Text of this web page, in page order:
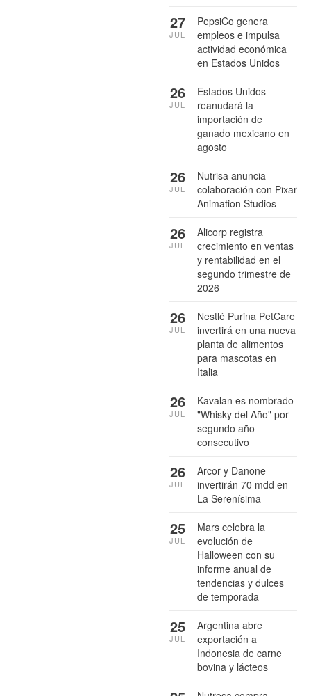
PepsiCo genera
empleos e impulsa
actividad económica
en Estados Unidos
27
JUL
Estados Unidos
reanudará la
importación de
ganado mexicano en
agosto
26
JUL
Nutrisa anuncia
colaboración con Pixar
Animation Studios
26
JUL
Alicorp registra
crecimiento en ventas
y rentabilidad en el
segundo trimestre de
2026
26
JUL
Nestlé Purina PetCare
invertirá en una nueva
planta de alimentos
para mascotas en
Italia
26
JUL
Kavalan es nombrado
"Whisky del Año" por
segundo año
consecutivo
26
JUL
Arcor y Danone
invertirán 70 mdd en
La Serenísima
26
JUL
Mars celebra la
evolución de
Halloween con su
informe anual de
tendencias y dulces
de temporada
25
JUL
Argentina abre
exportación a
Indonesia de carne
bovina y lácteos
25
JUL